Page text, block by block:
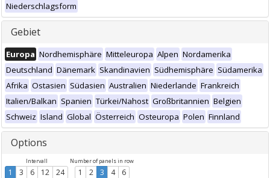
Niederschlagsform
Gebiet
Europa Nordhemisphäre Mitteleuropa Alpen Nordamerika
Deutschland Dänemark Skandinavien Südhemisphäre Südamerika
Afrika Ostasien Südasien Australien Niederlande Frankreich
Italien/Balkan Spanien Türkei/Nahost Großbritannien Belgien
Schweiz Island Global Österreich Osteuropa Polen Finnland
Options
Intervall
1 3 6 12 24
Number of panels in row
1 2 3 4 6